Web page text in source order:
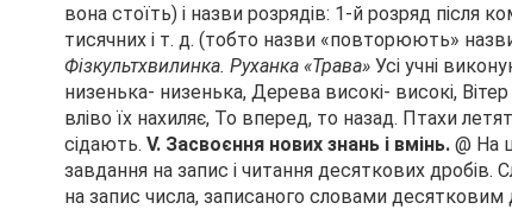
вона стоїть) і назви розрядів: 1-й розряд після
тисячних і т. д. (тобто назви «повторюють»
Фізкультхвилинка. Руханка «Трава» Усі учні
низенька- низенька, Дерева високі- високі,
вліво їх нахиляє, То вперед, то назад. Птахи
сідають. V. Засвоєння нових знань і вмінь. @ На
завдання на запис і читання десяткових дробів.
на за­пис числа, записаного словами